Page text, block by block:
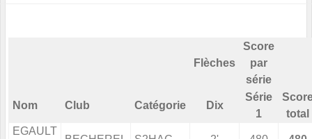
Flèches
Score
par
série
Nom Club Catégorie Dix
Série
1
total
EGAULT